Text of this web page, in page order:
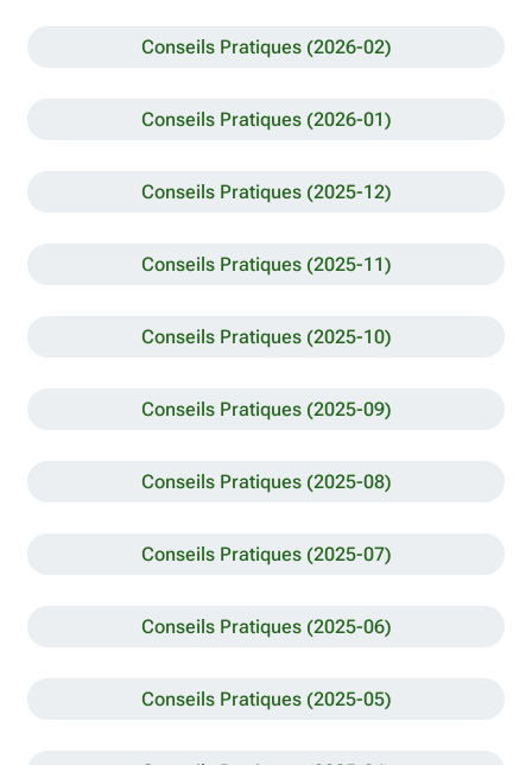
Conseils Pratiques (2026-02)
Conseils Pratiques (2026-01)
Conseils Pratiques (2025-12)
Conseils Pratiques (2025-11)
Conseils Pratiques (2025-10)
Conseils Pratiques (2025-09)
Conseils Pratiques (2025-08)
Conseils Pratiques (2025-07)
Conseils Pratiques (2025-06)
Conseils Pratiques (2025-05)